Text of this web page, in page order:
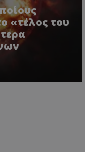
«τέλος του